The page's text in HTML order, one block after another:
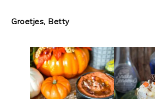
Groetjes, Betty